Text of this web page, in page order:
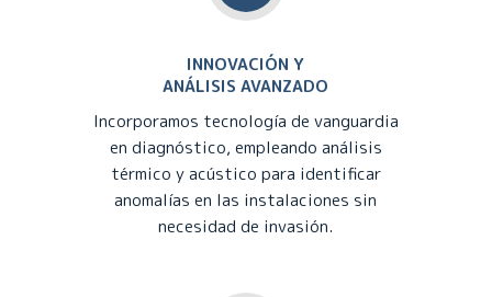
INNOVACIÓN Y
ANÁLISIS AVANZADO
Incorporamos tecnología de vanguardia
en diagnóstico, empleando análisis
térmico y acústico para identificar
anomalías en las instalaciones sin
necesidad de invasión.